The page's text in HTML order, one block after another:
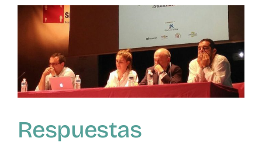
adolescentes
Respuestas